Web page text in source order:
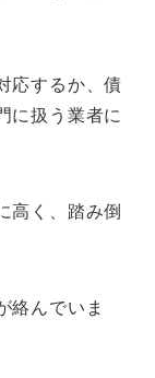
応するか、債
に扱う業者に
高く、踏み倒
絡んでいま